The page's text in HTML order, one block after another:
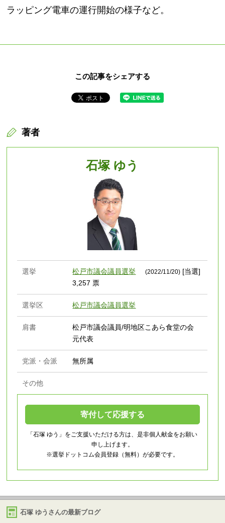
ラッピング電車の運行開始の様子など。
この記事をシェアする
著者
石塚 ゆう
選挙 松戸市議会議員選挙 (2022/11/20) [当選]
3,257 票
選挙区 松戸市議会議員選挙
肩書
松戸市議会議員/明地区こあら食堂の会
元代表
党派・会派 無所属
その他
寄付して応援する
「石塚 ゆう」をご支援いただける方は、是非個人献金をお願い
申し上げます。
※選挙ドットコム会員登録（無料）が必要です。
石塚 ゆうさんの最新ブログ